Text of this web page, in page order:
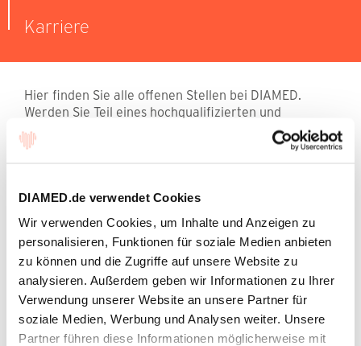
DIAMED.de verwendet Cookies
Wir verwenden Cookies, um Inhalte und Anzeigen zu
personalisieren, Funktionen für soziale Medien anbieten
zu können und die Zugriffe auf unsere Website zu
analysieren. Außerdem geben wir Informationen zu Ihrer
Verwendung unserer Website an unsere Partner für
soziale Medien, Werbung und Analysen weiter. Unsere
Partner führen diese Informationen möglicherweise mit
Karriere
Hier finden Sie alle offenen Stellen bei DIAMED.
Werden Sie Teil eines hochqualifizierten und
engagierten Teams.
Vertriebsspezialist Medizintechnik
(m/w/d)
für den Großraum Niedersachsen